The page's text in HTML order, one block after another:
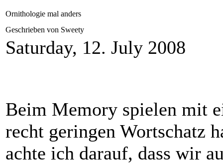
Ornithologie mal anders
Geschrieben von Sweety
Saturday, 12. July 2008
Beim Memory spielen mit
recht geringen Wortschatz
achte ich darauf, dass wir